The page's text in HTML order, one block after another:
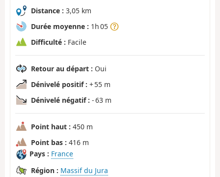
Distance : 3,05 km
Durée moyenne : 1h 05
Difficulté : Facile
Retour au départ : Oui
Dénivelé positif : + 55 m
Dénivelé négatif : - 63 m
Point haut : 450 m
Point bas : 416 m
Pays : France
Région : Massif du Jura